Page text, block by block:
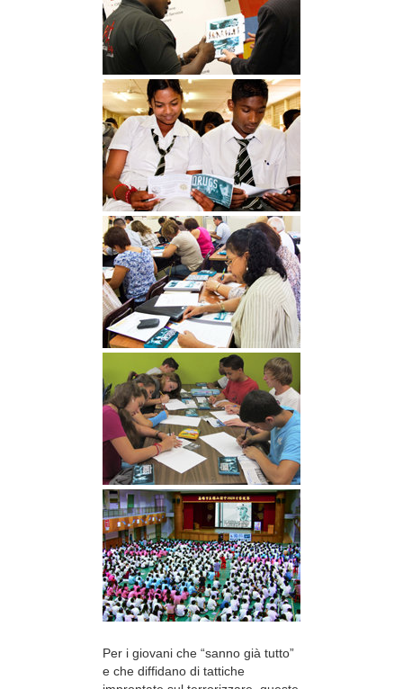
Per i giovani che “sanno già tutto”
e che diffidano di tattiche